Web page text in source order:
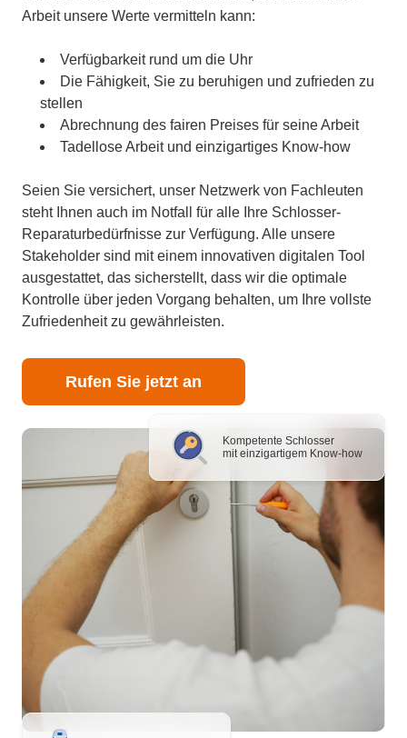
Kompetente Schlosser
mit einzigartigem Know-how
Arbeit unsere Werte vermitteln kann:
Verfügbarkeit rund um die Uhr
Die Fähigkeit, Sie zu beruhigen und zufrieden zu
stellen
Abrechnung des fairen Preises für seine Arbeit
Tadellose Arbeit und einzigartiges Know-how
Seien Sie versichert, unser Netzwerk von Fachleuten
steht Ihnen auch im Notfall für alle Ihre Schlosser-
Reparaturbedürfnisse zur Verfügung. Alle unsere
Stakeholder sind mit einem innovativen digitalen Tool
ausgestattet, das sicherstellt, dass wir die optimale
Kontrolle über jeden Vorgang behalten, um Ihre vollste
Zufriedenheit zu gewährleisten.
Rufen Sie jetzt an